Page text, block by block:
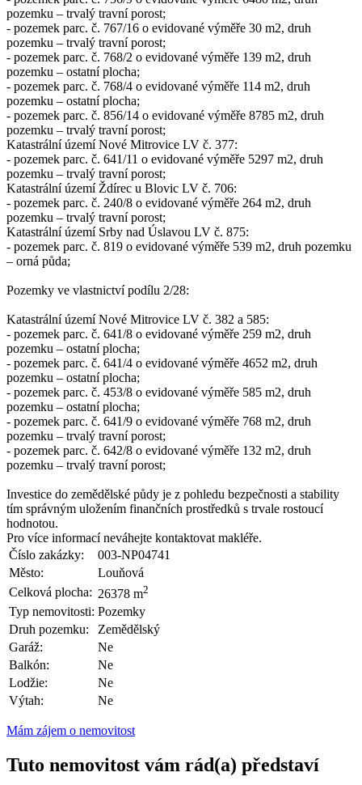
pozemku – trvalý travní porost;
- pozemek parc. č. 767/16 o evidované výměře 30 m2, druh
pozemku – trvalý travní porost;
- pozemek parc. č. 768/2 o evidované výměře 139 m2, druh
pozemku – ostatní plocha;
- pozemek parc. č. 768/4 o evidované výměře 114 m2, druh
pozemku – ostatní plocha;
- pozemek parc. č. 856/14 o evidované výměře 8785 m2, druh
pozemku – trvalý travní porost;
Katastrální území Nové Mitrovice LV č. 377:
- pozemek parc. č. 641/11 o evidované výměře 5297 m2, druh
pozemku – trvalý travní porost;
Katastrální území Ždírec u Blovic LV č. 706:
- pozemek parc. č. 240/8 o evidované výměře 264 m2, druh
pozemku – trvalý travní porost;
Katastrální území Srby nad Úslavou LV č. 875:
- pozemek parc. č. 819 o evidované výměře 539 m2, druh pozemku
– orná půda;
Pozemky ve vlastnictví podílu 2/28:
Katastrální území Nové Mitrovice LV č. 382 a 585:
- pozemek parc. č. 641/8 o evidované výměře 259 m2, druh
pozemku – ostatní plocha;
- pozemek parc. č. 641/4 o evidované výměře 4652 m2, druh
pozemku – ostatní plocha;
- pozemek parc. č. 453/8 o evidované výměře 585 m2, druh
pozemku – ostatní plocha;
- pozemek parc. č. 641/9 o evidované výměře 768 m2, druh
pozemku – trvalý travní porost;
- pozemek parc. č. 642/8 o evidované výměře 132 m2, druh
pozemku – trvalý travní porost;
Investice do zemědělské půdy je z pohledu bezpečnosti a stability
tím správným uložením finančních prostředků s trvale rostoucí
hodnotou.
Pro více informací neváhejte kontaktovat makléře.
Číslo zakázky:
003-NP04741
Město:
Louňová
Celková plocha: 26378 m2
Typ nemovitosti: Pozemky
Druh pozemku:
Zemědělský
Garáž:
Ne
Balkón:
Ne
Lodžie:
Ne
Výtah:
Ne
Mám zájem o nemovitost
Tuto nemovitost vám rád(a) představí